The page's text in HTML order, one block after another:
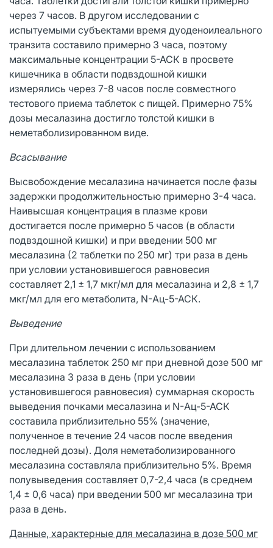
через 7 часов. В другом исследовании с
испытуемыми субъектами время дуоденоилеального
транзита составило примерно 3 часа, поэтому
максимальные концентрации 5-АСК в просвете
кишечника в области подвздошной кишки
измерялись через 7-8 часов после совместного
тестового приема таблеток с пищей. Примерно 75%
дозы месалазина достигло толстой кишки в
неметаболизированном виде.
Всасывание
Высвобождение месалазина начинается после фазы
задержки продолжительностью примерно 3-4 часа.
Наивысшая концентрация в плазме крови
достигается после примерно 5 часов (в области
подвздошной кишки) и при введении 500 мг
месалазина (2 таблетки по 250 мг) три раза в день
при условии установившегося равновесия
составляет 2,1 ± 1,7 мкг/мл для месалазина и 2,8 ± 1,7
мкг/мл для его метаболита, N-Ац-5-АСК.
Выведение
При длительном лечении с использованием
месалазина таблеток 250 мг при дневной дозе 500 мг
месалазина 3 раза в день (при условии
установившегося равновесия) суммарная скорость
выведения почками месалазина и N-Ац-5-АСК
составила приблизительно 55% (значение,
полученное в течение 24 часов после введения
последней дозы). Доля неметаболизированного
месалазина составляла приблизительно 5%. Время
полувыведения составляет 0,7-2,4 часа (в среднем
1,4 ± 0,6 часа) при введении 500 мг месалазина три
раза в день.
Данные, характерные для месалазина в дозе 500 мг